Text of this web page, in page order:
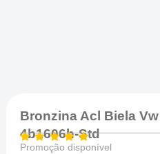
Bronzina Acl Biela
4b1606h-Std
Promoção disponível